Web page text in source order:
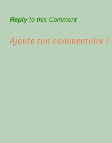
Replyto this Comment
Ajoute ton commentaire !